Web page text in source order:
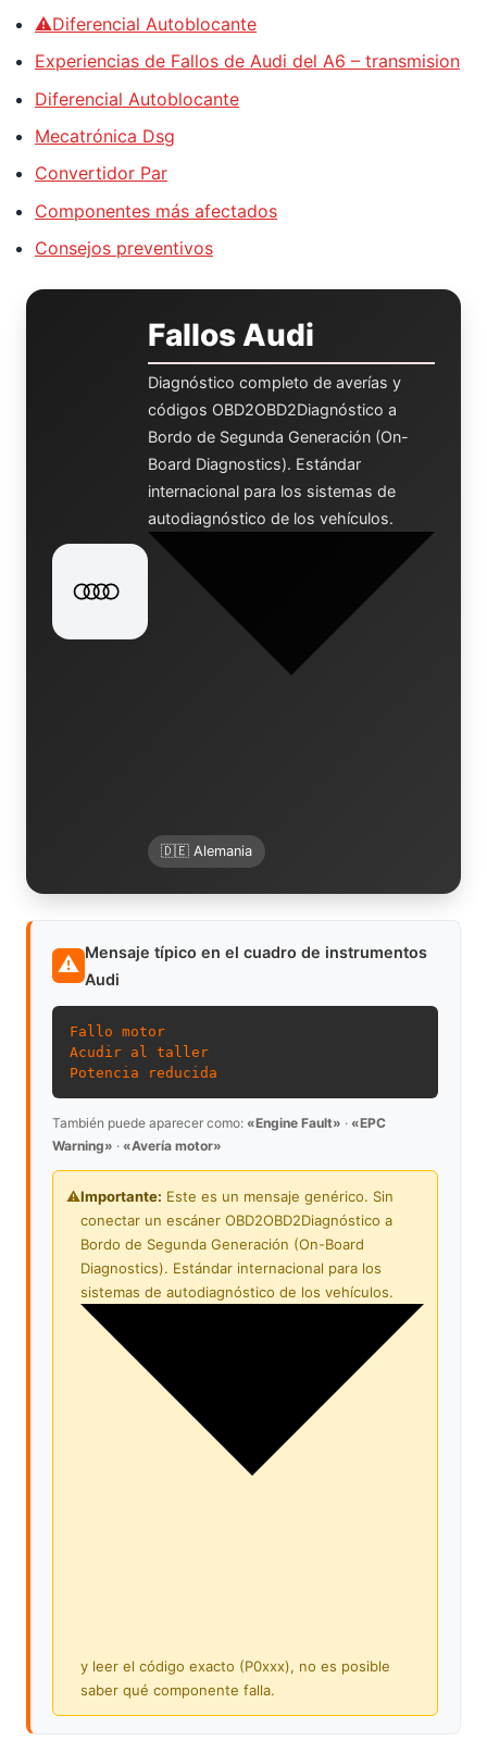
⚠️Diferencial Autoblocante
Experiencias de Fallos de Audi del A6 – transmision
Diferencial Autoblocante
Mecatrónica Dsg
Convertidor Par
Componentes más afectados
Consejos preventivos
Fallos Audi
Diagnóstico completo de averías y
códigos OBD2OBD2Diagnóstico a
Bordo de Segunda Generación (On-
Board Diagnostics). Estándar
internacional para los sistemas de
autodiagnóstico de los vehículos.
🇩🇪 Alemania
⚠ Mensaje típico en el cuadro de instrumentos
Audi
Fallo motor
Acudir al taller
Potencia reducida
También puede aparecer como: «Engine Fault» · «EPC
Warning» · «Avería motor»
⚠️Importante: Este es un mensaje genérico. Sin
conectar un escáner OBD2OBD2Diagnóstico a
Bordo de Segunda Generación (On-Board
Diagnostics). Estándar internacional para los
sistemas de autodiagnóstico de los vehículos.
y leer el código exacto (P0xxx), no es posible
saber qué componente falla.